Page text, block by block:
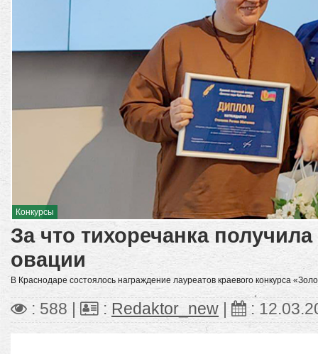
Конкурсы
За что тихоречанка
овации
В Краснодаре состоялось награждение лауреатов краевого конкурса
: 588 | : Redaktor_new :